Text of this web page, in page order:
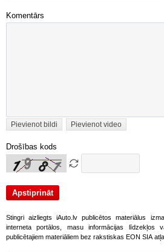
Komentārs
Pievienot bildi Pievienot video
Drošības kods
Stingri aizliegts iAuto.lv publicētos materiālus
interneta portālos, masu informācijas
publicētajiem materiāliem bez rakstiskas EON SIA